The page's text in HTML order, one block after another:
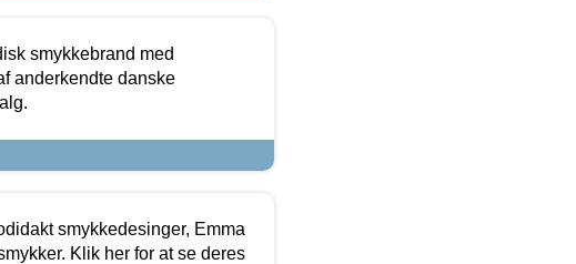
smykkebrand med
anderkendte danske
smykkedesinger, Emma
Klik her for at se deres